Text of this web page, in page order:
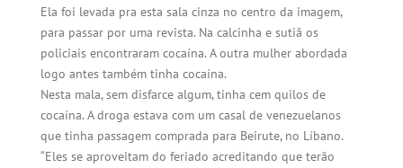
Ela foi levada pra esta sala cinza no centro da imagem,
para passar por uma revista. Na calcinha e sutiã os
policiais encontraram cocaína. A outra mulher abordada
logo antes também tinha cocaína.
Nesta mala, sem disfarce algum, tinha cem quilos de
cocaína. A droga estava com um casal de venezuelanos
que tinha passagem comprada para Beirute, no Líbano.
“Eles se aproveitam do feriado acreditando que terão